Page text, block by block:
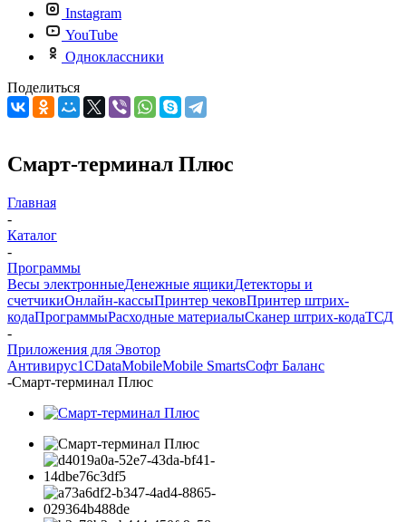
Instagram
YouTube
Одноклассники
Поделиться
Смарт-терминал Плюс
Главная
-
Каталог
-
Программы
Весы электронныеДенежные ящикиДетекторы и
счетчикиОнлайн-кассыПринтер чековПринтер штрих-
кодаПрограммыРасходные материалыСканер штрих-кодаТСД
-
Приложения для Эвотор
Антивирус1СDataMobileMobile SmartsСофт Баланс
-Смарт-терминал Плюс